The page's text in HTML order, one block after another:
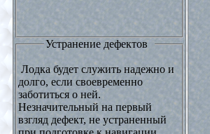
Устранение дефектов
Лодка будет служить надежно и
долго, если своевременно
заботиться о ней.
Незначительный на первый
взгляд дефект, не устраненный